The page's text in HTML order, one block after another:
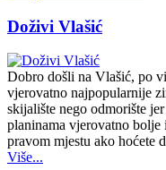
Doživi Vlašić
Dobro došli na Vlašić, po
vjerovatno najpopularnije
skijalište nego odmorište
planinama vjerovatno
pravom mjestu ako hoćete
Više...